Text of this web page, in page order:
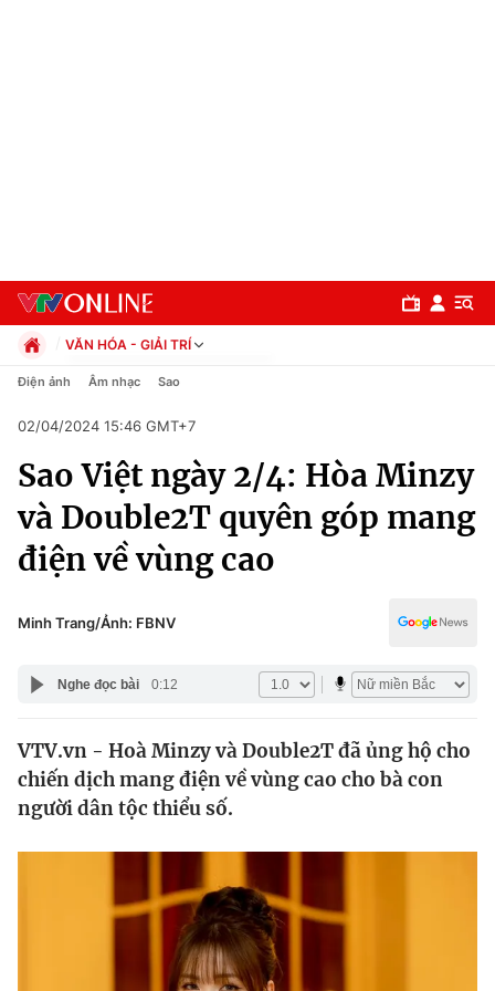
Chuyên mục
Chính trị
Xã hội
Pháp luật
Y tế
Thế giới
Tin tức
Thế giới đó đây
Câu chuyện quốc tế
Kinh tế
Dữ liệu và đời sống
VĂN HÓA - GIẢI TRÍ
Chính trị
Pháp luật
Kinh tế
Thể thao
Truyền hình
Văn hóa - Giải trí
Công nghệ
Điện ảnh Âm nhạc Sao
02/04/2024 15:46 GMT+7
Sao Việt ngày 2/4: Hòa Minzy
và Double2T quyên góp mang
điện về vùng cao
Minh Trang/Ảnh: FBNV
Nghe đọc bài 0:12
VTV.vn - Hoà Minzy và Double2T đã ủng hộ cho
chiến dịch mang điện về vùng cao cho bà con
người dân tộc thiểu số.